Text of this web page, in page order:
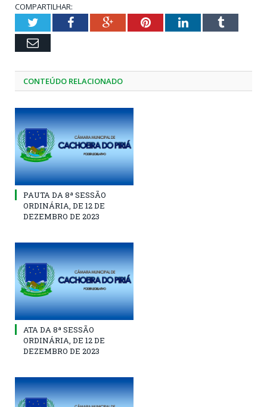
COMPARTILHAR:
TwitterFacebookGoogle+PinterestLinkedInTumblr
Email
CONTEÚDO RELACIONADO
PAUTA DA 8ª SESSÃO
ORDINÁRIA, DE 12 DE
DEZEMBRO DE 2023
ATA DA 8ª SESSÃO
ORDINÁRIA, DE 12 DE
DEZEMBRO DE 2023